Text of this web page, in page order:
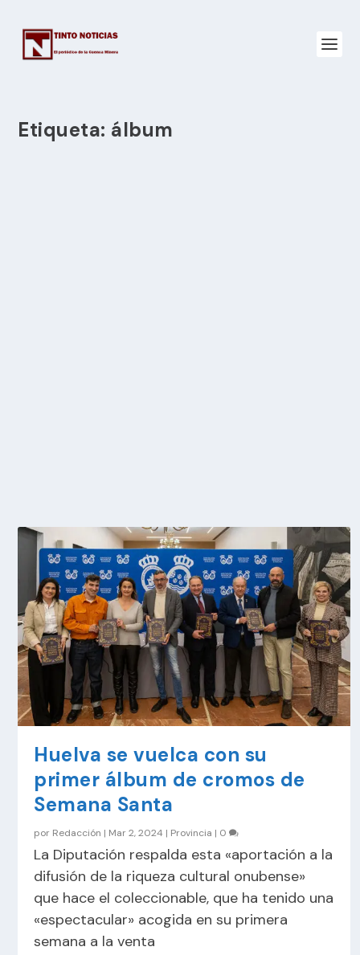
Etiqueta: álbum
Huelva se vuelca con su
primer álbum de cromos de
Semana Santa
por Redacción | Mar 2, 2024 | Provincia | 0
La Diputación respalda esta «aportación a la
difusión de la riqueza cultural onubense»
que hace el coleccionable, que ha tenido una
«espectacular» acogida en su primera
semana a la venta